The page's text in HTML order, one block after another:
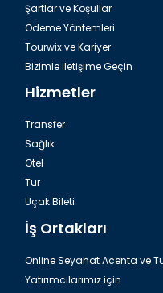
Şartlar ve Koşullar
Ödeme Yöntemleri
Tourwix ve Kariyer
Bizimle İletişime Geçin
Hizmetler
Transfer
Sağlık
Otel
Tur
Uçak Bileti
İş Ortakları
Online Seyahat Acenta ve
Yatırımcılarımız için